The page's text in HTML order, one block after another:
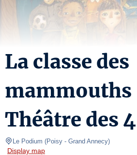
La classe des
mammouths
Théâtre des
Le Podium (Poisy - Grand Annecy)
Display map